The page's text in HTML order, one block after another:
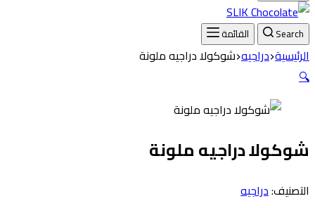
Search القائمة
الرئيسية دراجيه شوكولا دراجيه ملونة
🔍
شوكولا دراجيه ملونة
التصنيف:دراجيه